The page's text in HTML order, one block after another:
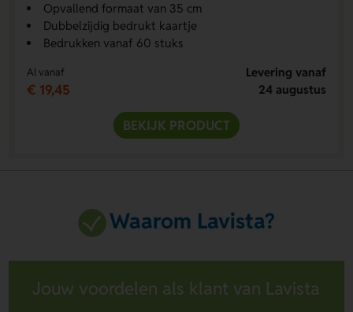
Opvallend formaat van 35 cm
Dubbelzijdig bedrukt kaartje
Bedrukken vanaf 60 stuks
Al vanaf
€ 19,45
Levering vanaf
24 augustus
BEKIJK PRODUCT
Waarom Lavista?
Jouw voordelen als klant van Lavista